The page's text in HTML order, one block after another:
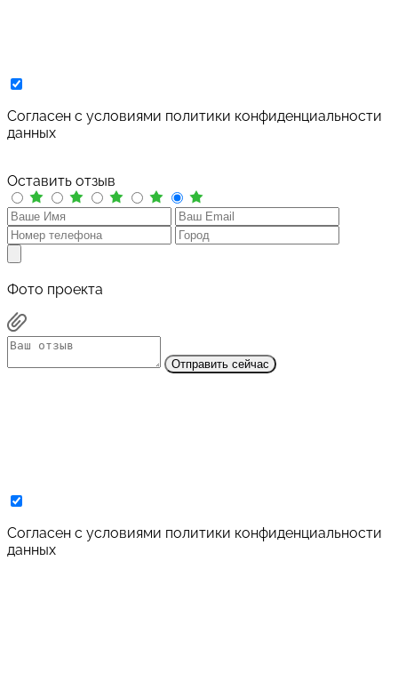
Cогласен с условиями политики конфиденциальности
данных
Оставить отзыв
Фото проекта
Отправить сейчас
Cогласен с условиями политики конфиденциальности
данных